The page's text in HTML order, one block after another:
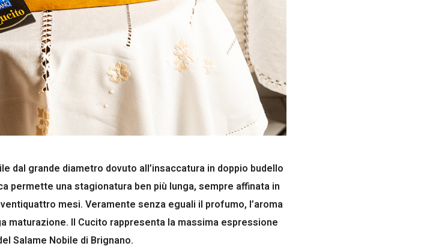
dal grande diametro dovuto all’insaccatura in doppio budello
permette una stagionatura ben più lunga, sempre affinata in
mesi. Veramente senza eguali il profumo, l’aroma
maturazione. Il Cucito rappresenta la massima espressione
Salame Nobile di Brignano.